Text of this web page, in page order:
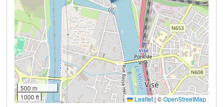
500 m
1000 ft
Leaflet| ©OpenStreetMap